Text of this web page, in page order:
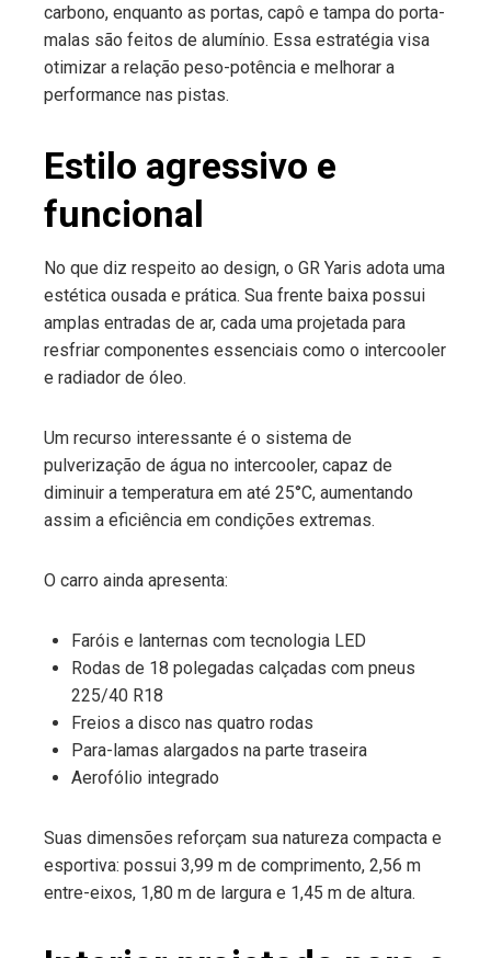
carbono, enquanto as portas, capô e tampa do porta-
malas são feitos de alumínio. Essa estratégia visa
otimizar a relação peso-potência e melhorar a
performance nas pistas.
Estilo agressivo e
funcional
No que diz respeito ao design, o GR Yaris adota uma
estética ousada e prática. Sua frente baixa possui
amplas entradas de ar, cada uma projetada para
resfriar componentes essenciais como o intercooler
e radiador de óleo.
Um recurso interessante é o sistema de
pulverização de água no intercooler, capaz de
diminuir a temperatura em até 25°C, aumentando
assim a eficiência em condições extremas.
O carro ainda apresenta:
Faróis e lanternas com tecnologia LED
Rodas de 18 polegadas calçadas com pneus
225/40 R18
Freios a disco nas quatro rodas
Para-lamas alargados na parte traseira
Aerofólio integrado
Suas dimensões reforçam sua natureza compacta e
esportiva: possui 3,99 m de comprimento, 2,56 m
entre-eixos, 1,80 m de largura e 1,45 m de altura.